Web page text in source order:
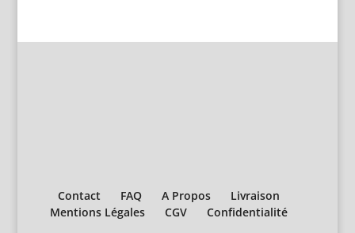
Contact FAQ A Propos
Livraison
Mentions Légales
CGV Confidentialité